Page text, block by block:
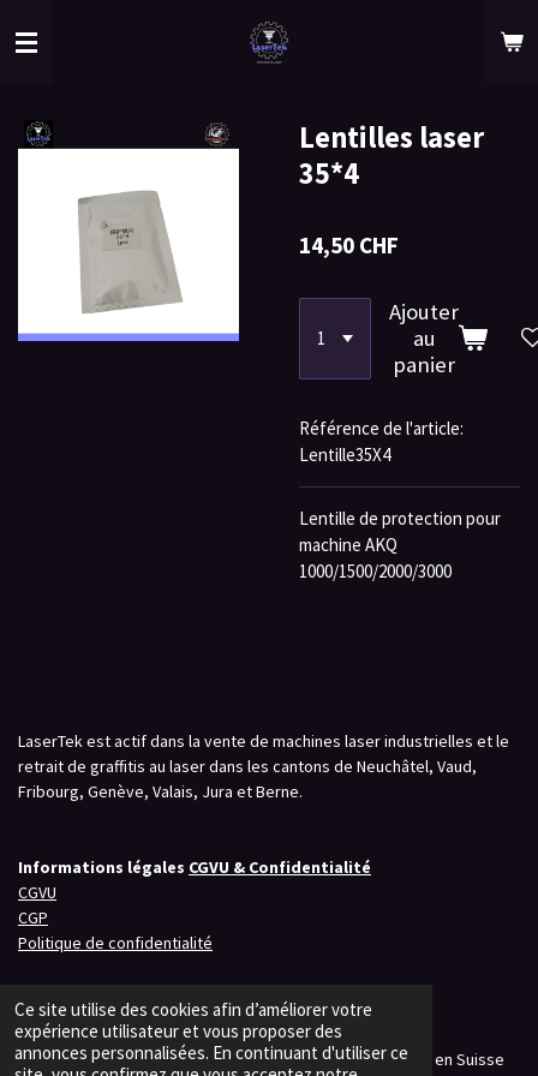
Ce site utilise des cookies afin d’améliorer votre
expérience utilisateur et vous proposer des
annonces personnalisées. En continuant d'utiliser ce
au
Lentilles laser
35*4
14,50 CHF
Ajouter
au
panier
Référence de l'article:
Lentille35X4
Lentille de protection pour
machine AKQ
1000/1500/2000/3000
LaserTek est actif dans la vente de machines laser industrielles et le
retrait de graffitis au laser dans les cantons de Neuchâtel, Vaud,
Fribourg, Genève, Valais, Jura et Berne.
Informations légales CGVU & Confidentialité
CGVU
CGP
Politique de confidentialité
P
a
r
P
a
r
P
a
r
© 2023 - 2026 LaserTek – Solutions laser professionnelles en Suisse